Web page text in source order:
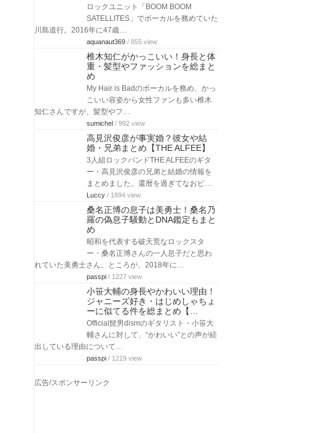
ロックユニット「BOOM BOOM
SATELLITES」でボーカルを務めていた
川島道行。2016年に47歳…
aquanaut369 / 855 view
椎木知仁がかっこいい！身長と体
重・髪型やファッションを総まと
め
My Hair is Badのボーカルを務め、かっ
こいい容姿から女性ファンも多い椎木
知仁さんですが、髪型やフ…
sumichel / 992 view
高見沢俊彦が事実婚？彼女や結
婚・兄弟まとめ【THE ALFEE】
3人組ロックバンドTHE ALFEEのギタ
ー・高見沢俊彦の兄弟と結婚の情報を
まとめました。還暦を過ぎてなおビ…
Luccy / 1894 view
桑名正博の息子は美勇士！桑名乃
羅の偽息子騒動とDNA鑑定もまと
め
昭和を代表する破天荒なロックスタ
ー・桑名正博さんの一人息子だと思わ
れていた美勇士さん。ところが、2018年に…
passpi / 1227 view
小笹大輔の身長やかわいい理由！
ジャニーズ好き・はじめしゃちょ
ーに似てる件を総まとめ【…
Official髭男dismのギタリスト・小笹大
輔さんに対して、“かわいい”との声が続
出している理由について…
passpi / 1219 view
広告/スポンサーリンク